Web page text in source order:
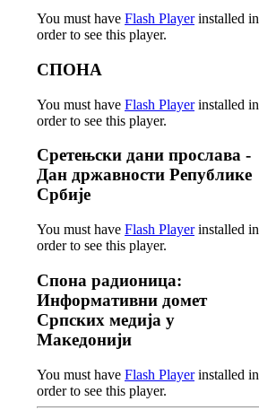
You must have Flash Playerinstalled in
order to see this player.
СПОНА
You must have Flash Playerinstalled in
order to see this player.
Сретењски дани прослава -
Дан државности Републике
Србије
You must have Flash Playerinstalled in
order to see this player.
Спона радионица:
Информативни домет
Српских медија у
Македонији
You must have Flash Playerinstalled in
order to see this player.